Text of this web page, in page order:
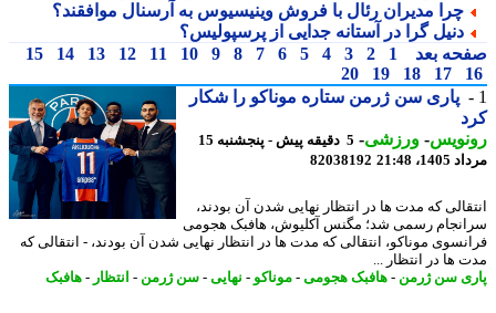
چرا مدیران رئال با فروش وینیسیوس به آرسنال موافقند؟
دنیل گرا در آستانه جدایی از پرسپولیس؟
بعد
1
2
3
4
5
6
7
8
9
10
11
12
13
14
15
17
18
19
20
پاری سن ژرمن ستاره موناکو را شکار
-ورزشی-
5 دقیقه پیش - پنجشنبه 15
21:48
82038192
که مدت ها در انتظار نهایی شدن آن بودند،
رسمی شد؛ مگنس آکلیوش، هافبک هجومی
موناکو، انتقالی که مدت ها در انتظار نهایی شدن آن بودند، - انتقالی که
ها در انتظار ...
سن ژرمن -هافبک هجومی-موناکو-نهایی-سن ژرمن -انتظار-هافبک